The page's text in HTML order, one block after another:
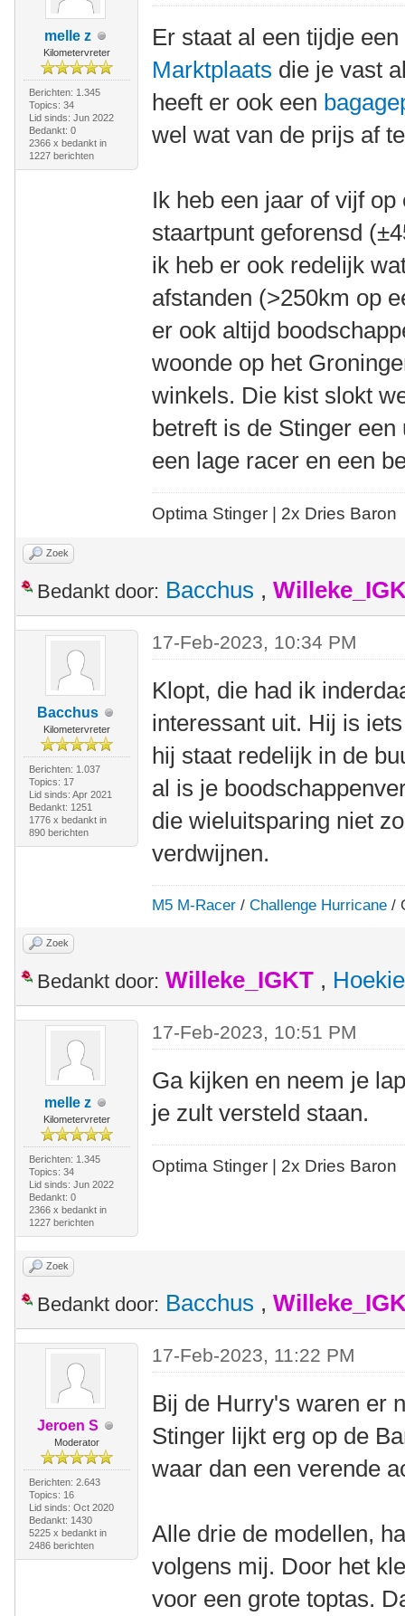
melle z
Kilometervreter
Berichten: 1.345
Topics: 34
Lid sinds: Jun 2022
Bedankt: 0
2366 x bedankt in
1227 berichten
Er staat al een tijdje een
Marktplaats die je vast
heeft er ook een
wel wat van de prijs af
Ik heb een jaar of vijf
staartpunt geforensd
ik heb er ook redelijk
afstanden (>250km op
er ook altijd
woonde op het
winkels. Die kist slokt
betreft is de Stinger
een lage racer en een
Optima Stinger | 2x Dries Baron
Zoek
Bedankt door: Bacchus ,
Bacchus
Kilometervreter
Berichten: 1.037
Topics: 17
Lid sinds: Apr 2021
Bedankt: 1251
1776 x bedankt in
890 berichten
17-Feb-2023, 10:34 PM
Klopt, die had ik
interessant uit. Hij is
hij staat redelijk in de
al is je
die wieluitsparing niet
verdwijnen.
M5 M-Racer /Challenge Hurricane /
Zoek
Bedankt door: Willeke_IGKT , Hoekie
melle z
Kilometervreter
Berichten: 1.345
Topics: 34
Lid sinds: Jun 2022
Bedankt: 0
2366 x bedankt in
1227 berichten
17-Feb-2023, 10:51 PM
Ga kijken en neem je
je zult versteld staan.
Optima Stinger | 2x Dries Baron
Zoek
Bedankt door: Bacchus ,
Jeroen S
Moderator
Berichten: 2.643
Topics: 16
Lid sinds: Oct 2020
Bedankt: 1430
5225 x bedankt in
2486 berichten
17-Feb-2023, 11:22 PM
Bij de Hurry's waren er
Stinger lijkt erg op de
waar dan een verende
Alle drie de modellen,
volgens mij. Door het
voor een grote toptas.